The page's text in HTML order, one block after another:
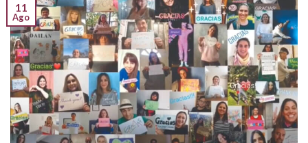
11
Ago